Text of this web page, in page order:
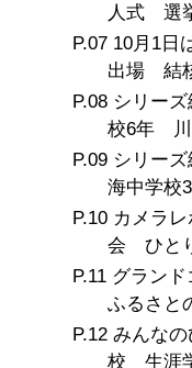
人式 選
10月1日
出場 結
シリー
校6年 川
シリー
海中学
カメラ
会 ひと
グラン
ふるさ
みんな
校 生涯